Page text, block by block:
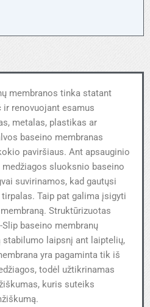
membranos tinka statant
ir renovuojant esamus
metalas, plastikas ar
baseino membranas
paviršiaus. Ant apsauginio
sluoksnio baseino
suvirinamos, kad gautųsi
tirpalas. Taip pat galima įsigyti
Struktūrizuotas
baseino membranų
laipsnį ant laiptelių,
yra pagaminta tik iš
todėl užtikrinamas
kuris suteiks